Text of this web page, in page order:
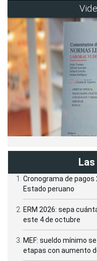
Cronograma de pagos
Estado peruano
ERM 2026: sepa
este 4 de octubre
MEF: sueldo mínimo
etapas con aumento